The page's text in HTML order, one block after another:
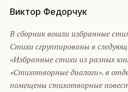
Виктор Федорчук
В сборник вошли избранные
Стихи сгруппированы в
«Избранные стихи из разных
«Стихотворные диалоги». в
помещены стихотворные